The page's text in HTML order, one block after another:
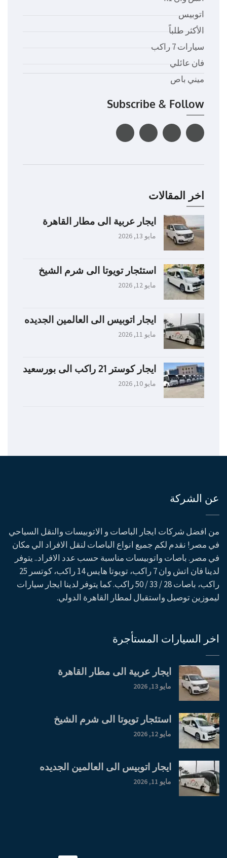
اتوبيس
الأكثر طلباً
سيارات 7 راكب
فان عائلي
ميني باص
Subscribe & Follow
اخر المقالات
ايجار عربية الى مطار القاهرة
مايو 13, 2026
استئجار تويوتا الى شرم الشيخ
مايو 12, 2026
ايجار اتوبيس الى العالمين الجديده
مايو 11, 2026
ايجار كوستر 21 راكب الى بورسعيد
مايو 10, 2026
عن الشركة
من افضل شركات ايجار الباصات و الاتوبيسات والنقل السياحي
في مصر! نقدم لكم جميع انواع الباصات لنقل الافراد الي مكان
في مصر. باصات واتوبيسات مناسبة حسب عدد الافراد.. يتوفر
لدينا فان اتش وان 7 راكب، تويوتا هايس 14 راكب، كوتسر 25
راكب، باصات 28 / 33 / 50 راكب. كما يتوفر لدينا ايجار سيارات
ليموزين توصيل واستقبال لمطار القاهرة الدولي.
اخر السيارات المستأجرة
ايجار عربية الى مطار القاهرة
مايو 13, 2026
استئجار تويوتا الى شرم الشيخ
مايو 12, 2026
ايجار اتوبيس الى العالمين الجديده
مايو 11, 2026